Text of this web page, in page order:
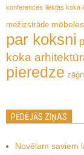
konferences liektās koka
mežizstrāde mēbeles
par koksni
koka
pieredze
PĒDĒJĀS ZIŅAS
Novēlam saviem